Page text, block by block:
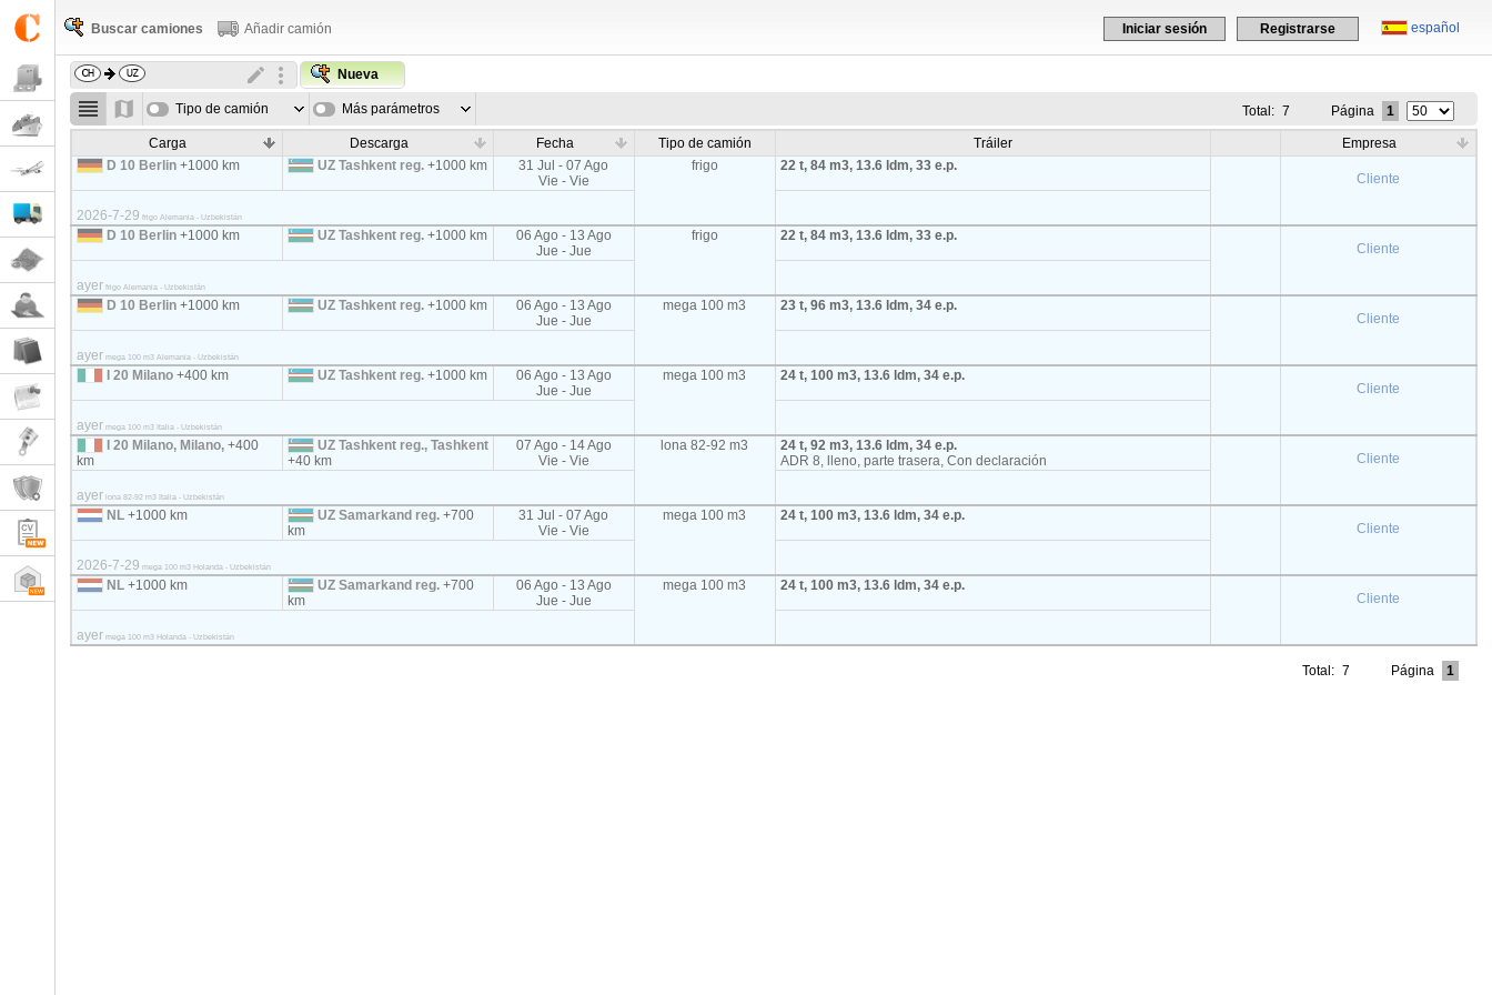
español
Iniciar sesión Registrarse
Buscar camiones Añadir camión
Nueva
Tipo de camión Más parámetros Total: 7 Página 1
Carga Descarga Fecha Tipo de camión Tráiler
Empresa
D 10 Berlin +1000 km UZ Tashkent reg. +1000 km
31 Jul - 07 Ago
Vie - Vie
frigo
22 t, 84 m3, 13.6 ldm, 33 e.p.
Cliente
2026-7-29 frigo Alemania - Uzbekistán
D 10 Berlin +1000 km UZ Tashkent reg. +1000 km
06 Ago - 13 Ago
Jue - Jue
frigo
22 t, 84 m3, 13.6 ldm, 33 e.p.
Cliente
ayer frigo Alemania - Uzbekistán
D 10 Berlin +1000 km UZ Tashkent reg. +1000 km
06 Ago - 13 Ago
Jue - Jue
mega 100 m3
23 t, 96 m3, 13.6 ldm, 34 e.p.
Cliente
ayer mega 100 m3 Alemania - Uzbekistán
I 20 Milano +400 km UZ Tashkent reg. +1000 km
06 Ago - 13 Ago
Jue - Jue
mega 100 m3
24 t, 100 m3, 13.6 ldm, 34 e.p.
Cliente
ayer mega 100 m3 Italia - Uzbekistán
I 20 Milano, Milano, +400
km
UZ Tashkent reg., Tashkent
+40 km
07 Ago - 14 Ago
Vie - Vie
lona 82-92 m3
24 t, 92 m3, 13.6 ldm, 34 e.p.
ADR 8, lleno, parte trasera, Con declaración
Cliente
ayer lona 82-92 m3 Italia - Uzbekistán
NL +1000 km UZ Samarkand reg. +700
km
31 Jul - 07 Ago
Vie - Vie
mega 100 m3
24 t, 100 m3, 13.6 ldm, 34 e.p.
Cliente
2026-7-29 mega 100 m3 Holanda - Uzbekistán
NL +1000 km UZ Samarkand reg. +700
km
06 Ago - 13 Ago
Jue - Jue
mega 100 m3
24 t, 100 m3, 13.6 ldm, 34 e.p.
Cliente
ayer mega 100 m3 Holanda - Uzbekistán
Total: 7 Página 1